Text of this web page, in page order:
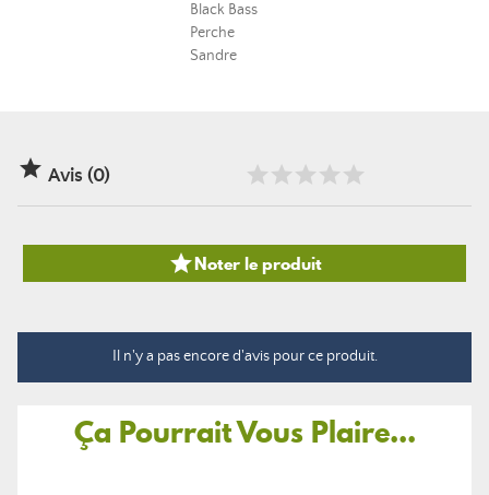
Black Bass
Perche
Sandre
 Avis (0)
Noter le produit
Il n'y a pas encore d'avis pour ce produit.
Ça Pourrait Vous Plaire...